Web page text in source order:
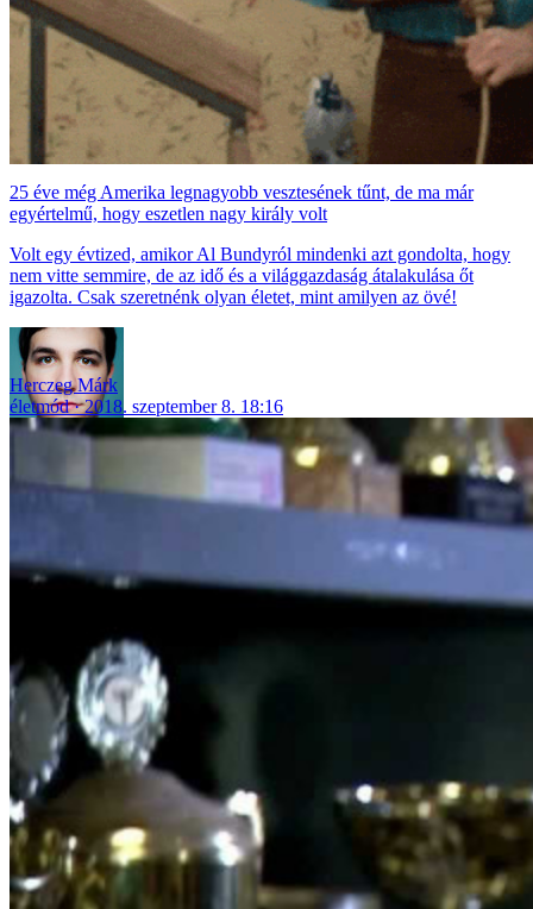
25 éve még Amerika legnagyobb vesztesének tűnt, de ma már
egyértelmű, hogy eszetlen nagy király volt
Volt egy évtized, amikor Al Bundyról mindenki azt gondolta, hogy
nem vitte semmire, de az idő és a világgazdaság átalakulása őt
igazolta. Csak szeretnénk olyan életet, mint amilyen az övé!
Herczeg Márk
életmód
2018. szeptember 8. 18:16